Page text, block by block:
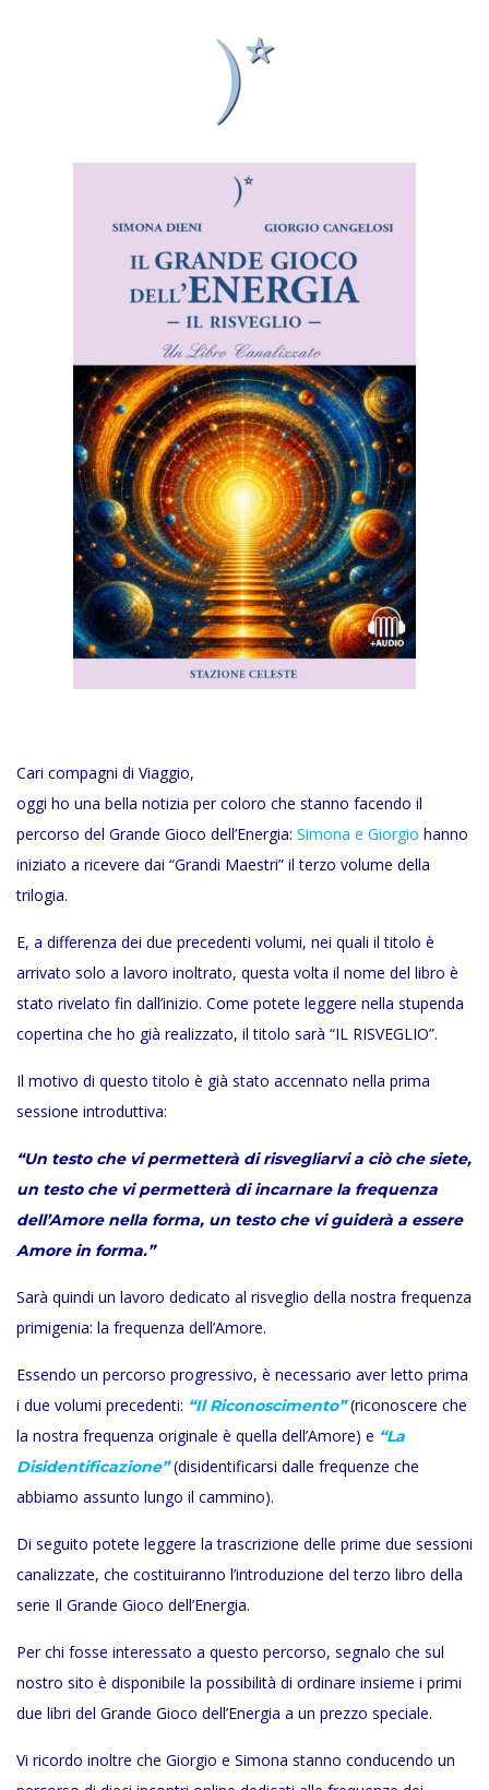
Cari compagni di Viaggio,
oggi ho una bella notizia per coloro che stanno facendo il
percorso del Grande Gioco dell’Energia: Simona e Giorgio hanno
iniziato a ricevere dai “Grandi Maestri” il terzo volume della
trilogia.
E, a differenza dei due precedenti volumi, nei quali il titolo è
arrivato solo a lavoro inoltrato, questa volta il nome del libro è
stato rivelato fin dall’inizio. Come potete leggere nella stupenda
copertina che ho già realizzato, il titolo sarà “IL RISVEGLIO”.
Il motivo di questo titolo è già stato accennato nella prima
sessione introduttiva:
“Un testo che vi permetterà di risvegliarvi a ciò che siete,
un testo che vi permetterà di incarnare la frequenza
dell’Amore nella forma, un testo che vi guiderà a essere
Amore in forma.”
Sarà quindi un lavoro dedicato al risveglio della nostra frequenza
primigenia: la frequenza dell’Amore.
Essendo un percorso progressivo, è necessario aver letto prima
i due volumi precedenti: “Il Riconoscimento”(riconoscere che
la nostra frequenza originale è quella dell’Amore) e “La
Disidentificazione”(disidentificarsi dalle frequenze che
abbiamo assunto lungo il cammino).
Di seguito potete leggere la trascrizione delle prime due sessioni
canalizzate, che costituiranno l’introduzione del terzo libro della
serie Il Grande Gioco dell’Energia.
Per chi fosse interessato a questo percorso, segnalo che sul
nostro sito è disponibile la possibilità di ordinare insieme i primi
due libri del Grande Gioco dell’Energia a un prezzo speciale.
Vi ricordo inoltre che Giorgio e Simona stanno conducendo un